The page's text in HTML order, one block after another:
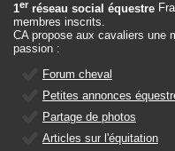
1er réseau social équestre
membres inscrits.
CA propose aux cavaliers une
passion :
Forum cheval
Petites annonces
Partage de photos
Articles sur l'équitation